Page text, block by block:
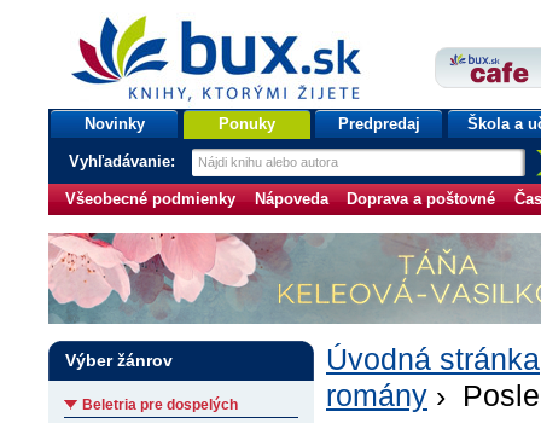
bux.sk
knihy, ktorými žijete
Úvodná stránka
Novinky Ponuky Predpredaj Škola a
Vyhľadávanie:
Všeobecné podmienky Nápoveda Doprava a poštovné
Úvodná stránka
romány ›
Výber žánrov
Beletria pre dospelých